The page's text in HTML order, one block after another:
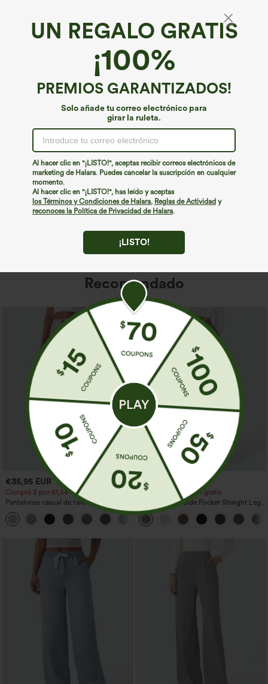
UN REGALO GRATIS
¡100%
PREMIOS GARANTIZADOS!
Solo añade tu correo electrónico para
girar la ruleta.
Al hacer clic en "¡LISTO!", aceptas recibir correos electrónicos de
marketing de Halara. Puedes cancelar la suscripción en cualquier
momento.
Al hacer clic en "¡LISTO!", has leído y aceptas
los Términos y Condiciones de Halara, Reglas de Actividad y
reconoces la Política de Privacidad de Halara.
¡LISTO!
¡Ups!
No podemos encontrar la página que estás buscando.
Seguir comprando
Recomendado
€35,95 EUR
Compra 2 por 61,54 € o 4 por 123,08 €.
Pantalones casual de talle alto y pierna
recta con tacto de lino y bolsillos
+5
€35,95 EUR
Compra 2 y llévate 1 gratis
High Waisted Side Pocket Straight Leg
Work Pants